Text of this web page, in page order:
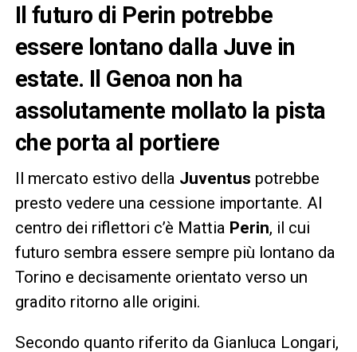
Il futuro di Perin potrebbe
essere lontano dalla Juve in
estate. Il Genoa non ha
assolutamente mollato la pista
che porta al portiere
Il mercato estivo della Juventus potrebbe
presto vedere una cessione importante. Al
centro dei riflettori c’è Mattia Perin, il cui
futuro sembra essere sempre più lontano da
Torino e decisamente orientato verso un
gradito ritorno alle origini.
Secondo quanto riferito da Gianluca Longari,